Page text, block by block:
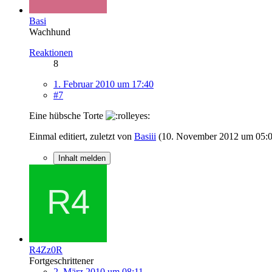
Basi
Wachhund
Reaktionen
8
1. Februar 2010 um 17:40
#7
Eine hübsche Torte
Einmal editiert, zuletzt von Basiii (10. November 2012 um
Inhalt melden
R4Zz0R
Fortgeschrittener